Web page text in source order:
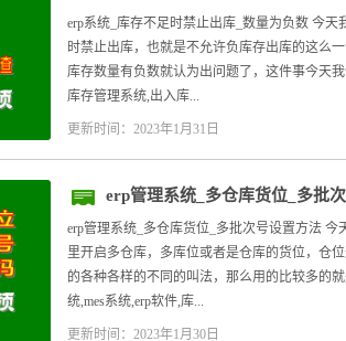
erp系统_库存不足时禁止出库_数量为负数 今
时禁止出库，也就是不允许负库存出库的这么
库存数量有负数就认为出问题了，这件事今天
库存管理系统,出入库...
更新时间：2023年1月31日
erp管理系统_多仓库货位_多批
erp管理系统_多仓库货位_多批次号设置方法
里开启多仓库，多库位或者是仓库的货位，仓
的各种各样的不同的叫法，那么用的比较多的
统,mes系统,erp软件,库...
更新时间：2023年1月30日